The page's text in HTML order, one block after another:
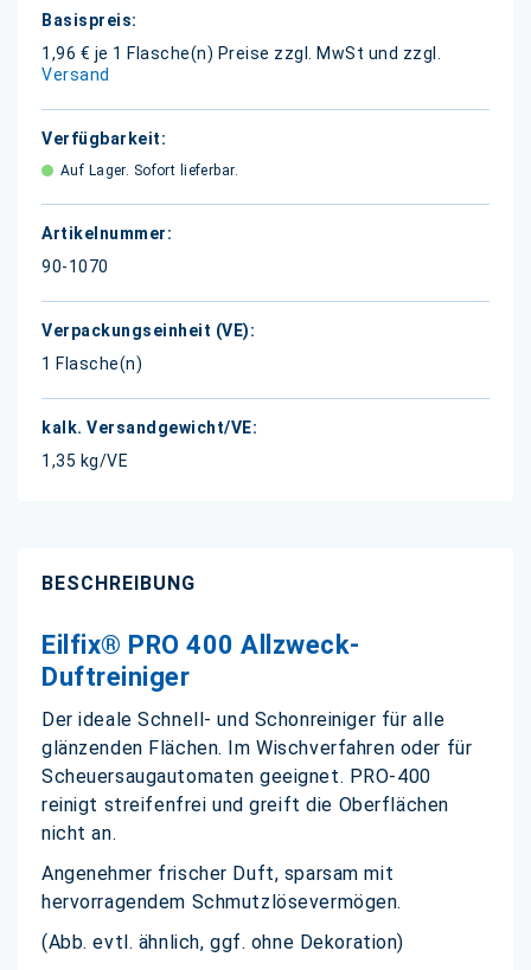
Weitere
Informationen
1,96 € je 1 Flasche(n) Preise zzgl. MwSt und zzgl.
Versand
Auf Lager. Sofort lieferbar.
90-1070
1 Flasche(n)
1,35 kg/VE
BESCHREIBUNG
Eilfix® PRO 400 Allzweck-
Duftreiniger
Der ideale Schnell- und Schonreiniger für alle
glänzenden Flächen. Im Wischverfahren oder für
Scheuersaugautomaten geeignet. PRO-400
reinigt streifenfrei und greift die Oberflächen
nicht an.
Angenehmer frischer Duft, sparsam mit
hervorragendem Schmutzlösevermögen.
(Abb. evtl. ähnlich, ggf. ohne Dekoration)